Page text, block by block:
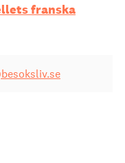
franska